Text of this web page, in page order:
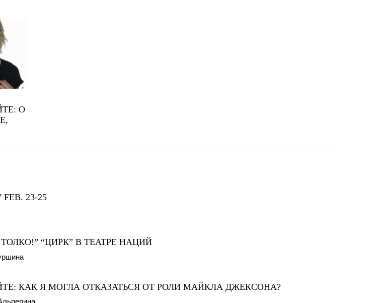
О
FEB. 23-25
“ЦИРК” В ТЕАТРЕ НАЦИЙ
КАК Я МОГЛА ОТКАЗАТЬСЯ ОТ РОЛИ МАЙКЛА ДЖЕКСОНА?